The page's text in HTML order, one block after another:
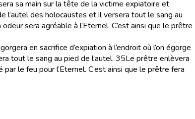
sa main sur la tête de la victime expiatoire et
l’autel des holocaustes et il versera tout le sang au
sera agréable à l’Eternel. C’est ainsi que le prêtre
en sacrifice d’expiation à l’endroit où l’on égorge
tout le sang au pied de l’autel. 35Le prêtre enlèvera
le feu pour l’Eternel. C’est ainsi que le prêtre fera